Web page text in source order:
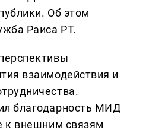
Об этом
Раиса РТ.
взаимодействия и
благодарность МИД
к внешним связям